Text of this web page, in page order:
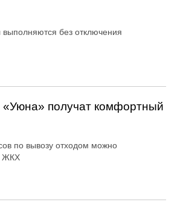
без отключения
получат комфортный
по вывозу отходом можно
ЖКХ